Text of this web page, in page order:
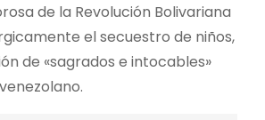
de la Revolución Bolivariana
el secuestro de niños,
de «sagrados e intocables»